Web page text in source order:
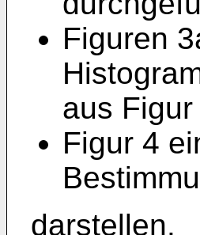
Figuren
aus
Figur 4
darstellen.